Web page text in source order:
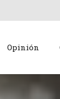
Opinión